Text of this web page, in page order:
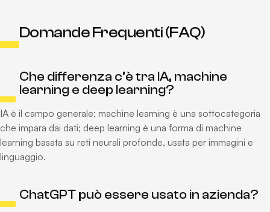
Domande Frequenti (FAQ)
Che differenza c’è tra IA, machine
learning e deep learning?
IA è il campo generale; machine learning è una sottocategoria
che impara dai dati; deep learning è una forma di machine
learning basata su reti neurali profonde, usata per immagini e
linguaggio.
ChatGPT può essere usato in azienda?